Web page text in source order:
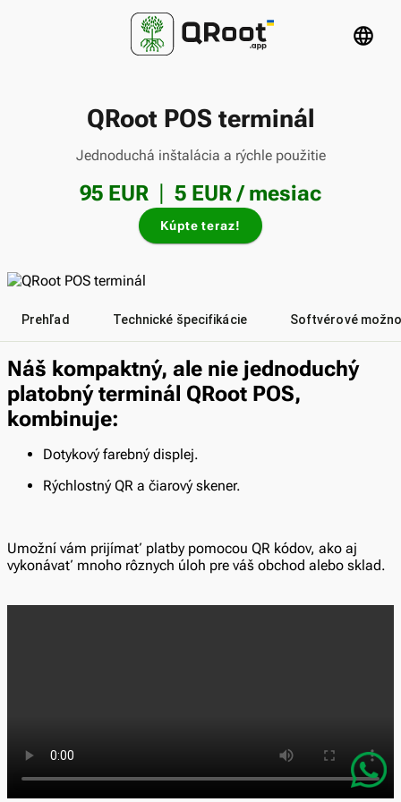
language
QRoot POS terminál
Jednoduchá inštalácia a rýchle použitie
95 EUR | 5 EUR/ mesiac
Kúpte teraz!
Prehľad Technické špecifikácie Softvérové
Náš kompaktný, ale nie jednoduchý
platobný terminál QRoot POS,
kombinuje:
Dotykový farebný displej.
Rýchlostný QR a čiarový skener.
Umožní vám prijímať platby pomocou QR kódov, ako aj
vykonávať mnoho rôznych úloh pre váš obchod alebo sklad.